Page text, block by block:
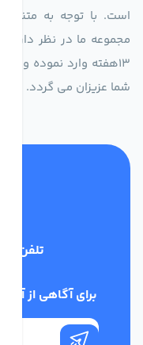
است. با توجه به متنوع
مجموعه ما در نظر دارد
13هفته وارد نموده و
شما عزیزان می گردد.
تلفن
برای آگاهی از